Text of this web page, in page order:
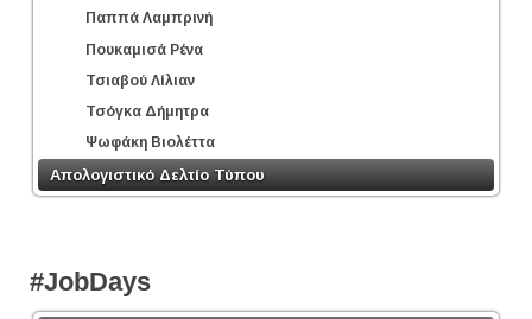
Παππά Λαμπρινή
Πουκαμισά Ρένα
Τσιαβού Λίλιαν
Τσόγκα Δήμητρα
Ψωφάκη Βιολέττα
Απολογιστικό Δελτίο Τύπου
#JobDays